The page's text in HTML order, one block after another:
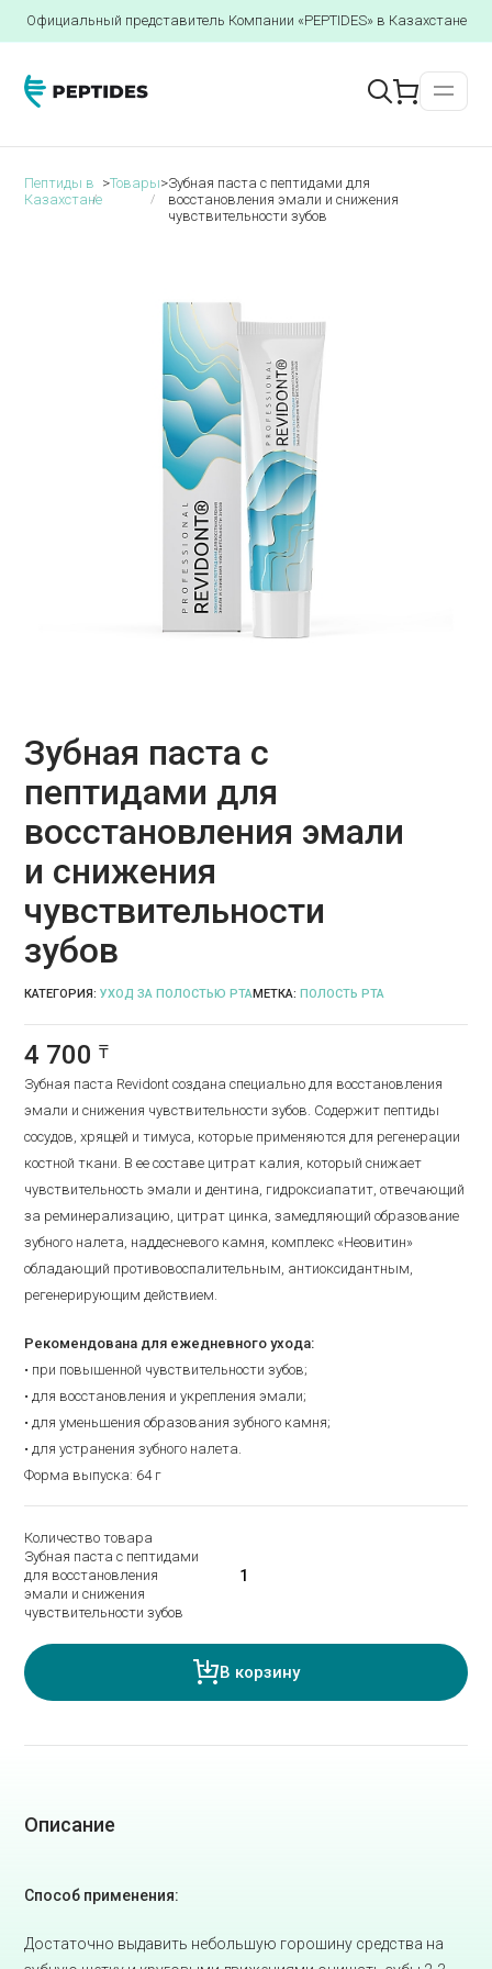
Официальный представитель Компании «PEPTIDES» в Казахстане
Пептиды в
Казахстане
>Товары>Зубная паста c пептидами для
восстановления эмали и снижения
чувствительности зубов
Зубная паста c
пептидами для
восстановления эмали
и снижения
чувствительности
зубов
4 700₸
Зубная паста Revidont создана специально для восстановления
эмали и снижения чувствительности зубов. Содержит пептиды
сосудов, хрящей и тимуса, которые применяются для регенерации
костной ткани. В ее составе цитрат калия, который снижает
чувствительность эмали и дентина, гидроксиапатит, отвечающий
за реминерализацию, цитрат цинка, замедляющий образование
зубного налета, наддесневого камня, комплекс «Неовитин»
обладающий противовоспалительным, антиоксидантным,
регенерирующим действием.
Рекомендована для ежедневного ухода:
• при повышенной чувствительности зубов;
• для восстановления и укрепления эмали;
• для уменьшения образования зубного камня;
• для устранения зубного налета.
Форма выпуска: 64 г
Количество товара
Зубная паста c пептидами
для восстановления
эмали и снижения
чувствительности зубов
В корзину
КАТЕГОРИЯ:УХОД ЗА ПОЛОСТЬЮ РТАМЕТКА: ПОЛОСТЬ РТА
Описание
Способ применения:
Достаточно выдавить небольшую горошину средства на